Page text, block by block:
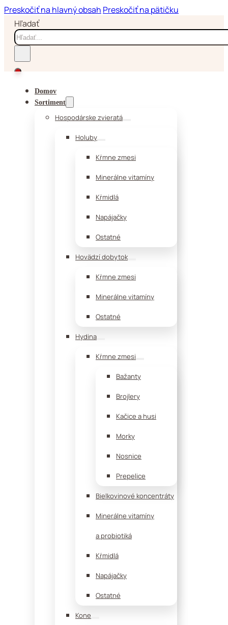
Preskočiť na hlavný obsah Preskočiť na pätičku
Hľadať
Domov
Sortiment
Hospodárske zvieratá
Holuby
Kŕmne zmesi
Minerálne vitamíny
Kŕmidlá
Napájačky
Ostatné
Hovädzí dobytok
Kŕmne zmesi
Minerálne vitamíny
Ostatné
Hydina
Kŕmne zmesi
Bažanty
Brojlery
Kačice a husi
Morky
Nosnice
Prepelice
Bielkovinové koncentráty
Minerálne vitamíny
a probiotiká
Kŕmidlá
Napájačky
Ostatné
Kone